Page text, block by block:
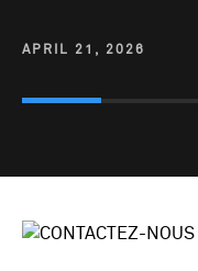
APRIL 21, 2026